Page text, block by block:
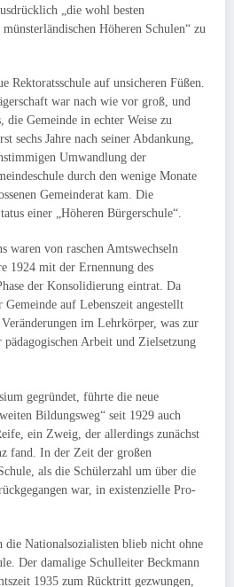
„die wohl besten
Höheren Schulen“ zu
Rektoratsschule auf unsicheren Füßen.
war nach wie vor groß, und
die Gemeinde in echter Weise zu
sechs Jahre nach seiner Abdankung,
Umwandlung der
durch den wenige Monate
Gemeinderat kam. Die
einer „Höheren Bürgerschule“.
waren von raschen Amtswechseln
1924 mit der Ernennung des
der Konsolidierung eintrat. Da
auf Lebenszeit angestellt
im Lehrkörper, was zur
Arbeit und Zielsetzung
gegründet, führte die neue
Bildungsweg“ seit 1929 auch
ein Zweig, der allerdings zunächst
fand. In der Zeit der großen
als die Schülerzahl um über die
war, in existenzielle Pro­
die Nationalsozialisten blieb nicht ohne
Der damalige Schulleiter Beckmann
1935 zum Rücktritt gezwungen,